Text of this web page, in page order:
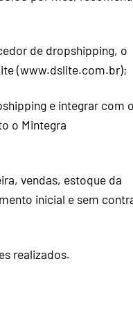
de dropshipping, o
(www.dslite.com.br);
e integrar com
o Mintegra
vendas, estoque da
inicial e sem
realizados.